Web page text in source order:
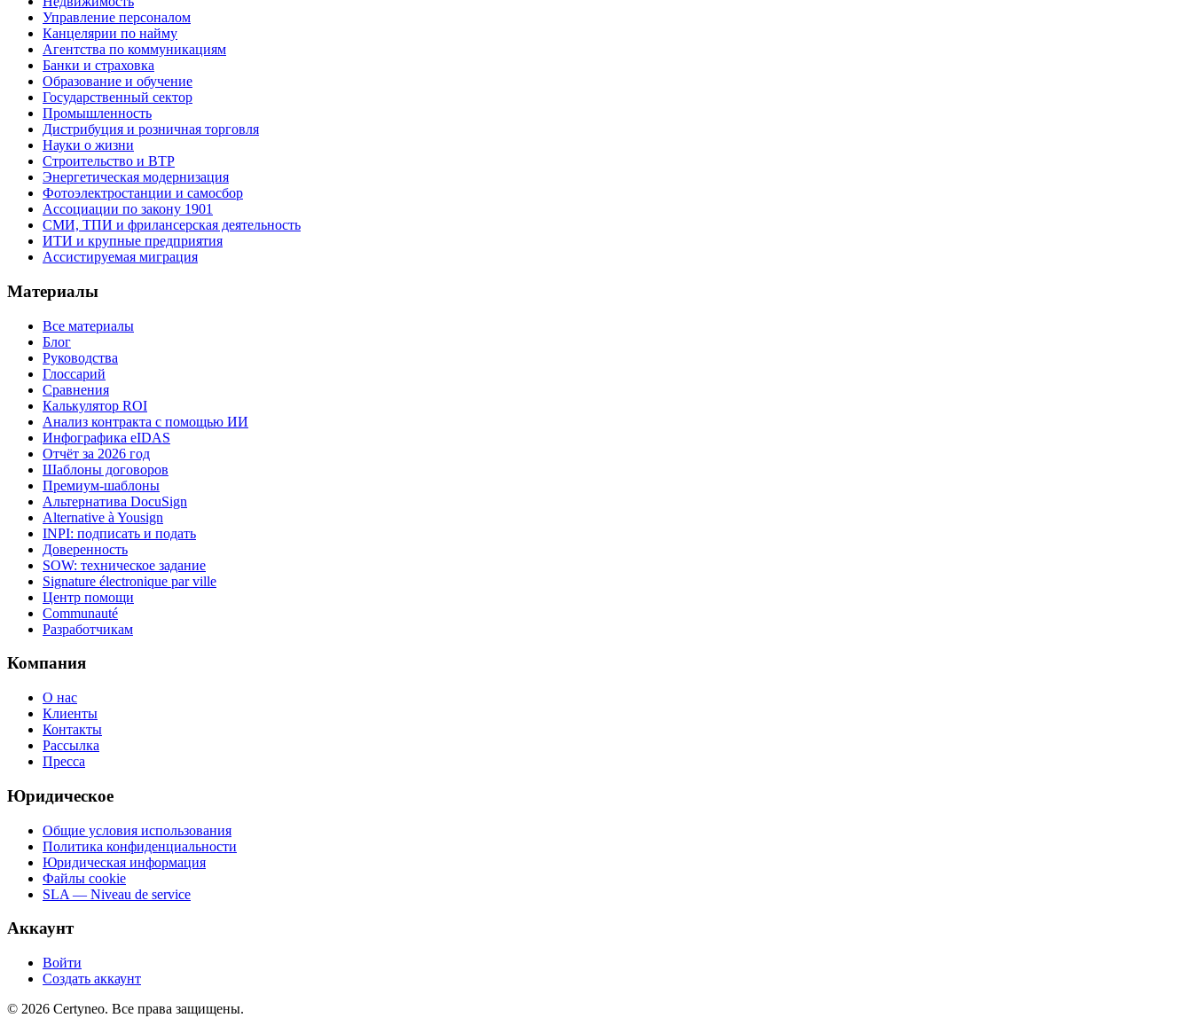
Управление персоналом
Канцелярии по найму
Агентства по коммуникациям
Банки и страховка
Образование и обучение
Государственный сектор
Промышленность
Дистрибуция и розничная торговля
Науки о жизни
Строительство и BTP
Энергетическая модернизация
Фотоэлектростанции и самосбор
Ассоциации по закону 1901
СМИ, ТПИ и фрилансерская деятельность
ИТИ и крупные предприятия
Ассистируемая миграция
Материалы
Все материалы
Блог
Руководства
Глоссарий
Сравнения
Калькулятор ROI
Анализ контракта с помощью ИИ
Инфографика eIDAS
Отчёт за 2026 год
Шаблоны договоров
Премиум-шаблоны
Альтернатива DocuSign
Alternative à Yousign
INPI: подписать и подать
Доверенность
SOW: техническое задание
Signature électronique par ville
Центр помощи
Communauté
Разработчикам
Компания
О нас
Клиенты
Контакты
Рассылка
Пресса
Юридическое
Общие условия использования
Политика конфиденциальности
Юридическая информация
Файлы cookie
SLA — Niveau de service
Аккаунт
Войти
Создать аккаунт
© 2026 Certyneo. Все права защищены.